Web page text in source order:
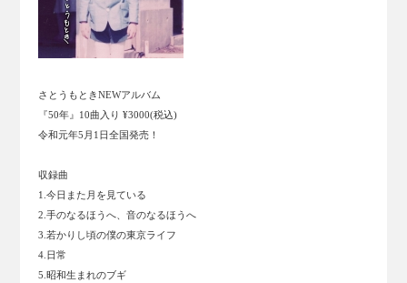
さとうもときNEWアルバム
『50年』10曲入り ¥3000(税込)
令和元年5月1日全国発売！
収録曲
1.今日また月を見ている
2.手のなるほうへ、音のなるほうへ
3.若かりし頃の僕の東京ライフ
4.日常
5.昭和生まれのブギ